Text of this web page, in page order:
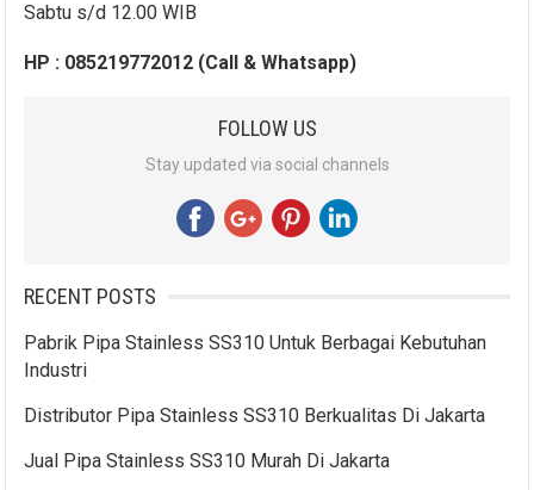
Sabtu s/d 12.00 WIB
HP : 085219772012 (Call & Whatsapp)
FOLLOW US
Stay updated via social channels
RECENT POSTS
Pabrik Pipa Stainless SS310 Untuk Berbagai Kebutuhan
Industri
Distributor Pipa Stainless SS310 Berkualitas Di Jakarta
Jual Pipa Stainless SS310 Murah Di Jakarta